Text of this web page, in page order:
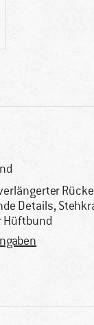
Details,
Hüftbund